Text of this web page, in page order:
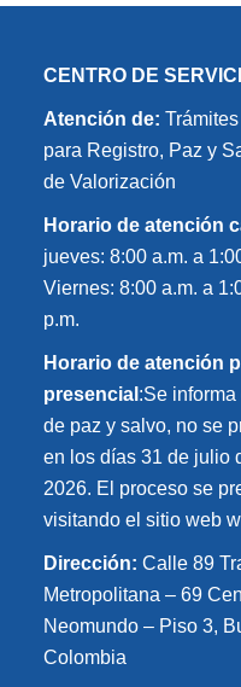
CENTRO DE
Atención de:
para Registro, Paz y
de Valorización
Horario de atención
jueves: 8:00 a.m. a
Viernes: 8:00 a.m. a
p.m.
Horario de atención
presencial :Se
de paz y salvo, no se
en los días 31 de julio
2026. El proceso se
visitando el sitio web
Dirección: Calle 89
Metropolitana – 69
Neomundo – Piso 3,
Colombia